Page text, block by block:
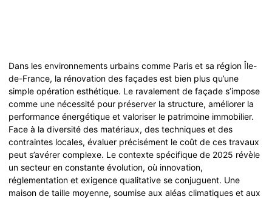
Dans les environnements urbains comme Paris et sa région Île-
de-France, la rénovation des façades est bien plus qu’une
simple opération esthétique. Le ravalement de façade s’impose
comme une nécessité pour préserver la structure, améliorer la
performance énergétique et valoriser le patrimoine immobilier.
Face à la diversité des matériaux, des techniques et des
contraintes locales, évaluer précisément le coût de ces travaux
peut s’avérer complexe. Le contexte spécifique de 2025 révèle
un secteur en constante évolution, où innovation,
réglementation et exigence qualitative se conjuguent. Une
maison de taille moyenne, soumise aux aléas climatiques et aux